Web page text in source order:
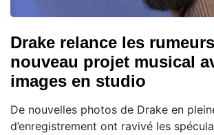
Drake relance les
nouveau projet musical
images en studio
De nouvelles photos de Drake en
d’enregistrement ont ravivé les